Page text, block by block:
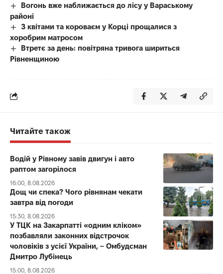
Вогонь вже наближається до лісу у Вараському
районі
З квітами та короваєм у Корці прощалися з
хоробрим матросом
Втретє за день: повітряна тривога шириться
Рівненщиною
Читайте також
Водій у Рівному завів двигун і авто
раптом загорілося
16:00, 8.08.2026
Дощ чи спека? Чого рівнянам чекати
завтра від погоди
15:30, 8.08.2026
У ТЦК на Закарпатті «одним кліком»
позбавляли законних відстрочок
чоловіків з усієї України, – Омбудсман
Дмитро Лубінець
15:00, 8.08.2026